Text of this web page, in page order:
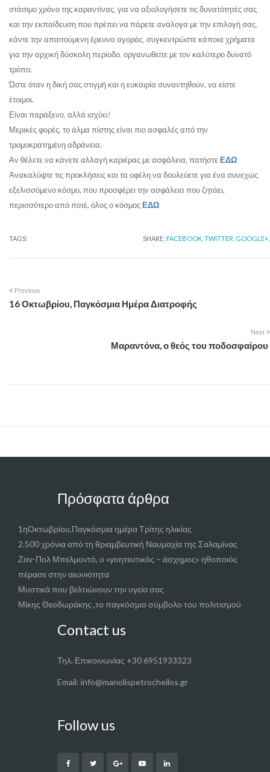
στάσιμο χρόνο της καραντίνας, για να αξιολογήσετε τις δυνατότητές σας
και την εκπαίδευση που πρέπει να πάρετεανάλογα με την επιλογή σας,
κάντε την απαιτούμενη έρευνα αγοράς, συγκεντρώστε κάποια χρήματα
για την αρχική δύσκολη περίοδο, οργανωθείτε με τον καλύτερο δυνατό
τρόπο.
Ώστε όταν η δική σας στιγμή και η ευκαιρία συναντηθούν, να είστε
έτοιμοι.
Είναι παράξενο, αλλά ισχύει!
Μερικές φορές, το άλμα πίστης είναι πιο ασφαλές από την
τρομοκρατημένη αδράνεια.
Αν θέλετε να κάνετε αλλαγή καριέρας με ασφάλεια, πατήστεΕΔΩ
Ανακαλύψτε τις προκλήσεις και τα οφέλη να δουλεύετε για ένα συνεχώς
εξελισσόμενο κόσμο, που προσφέρει την ασφάλεια που ζητάει,
περισσότερο από ποτέ, όλος ο κόσμοςΕΔΩ
TAGS: SHARE: FACEBOOK, TWITTER, GOOGLE+,
Previous
16 Οκτωβρίου, Παγκόσμια Ημέρα Διατροφής
Next
Μαραντόνα, ο θεός του ποδοσφαίρου
Πρόσφατα άρθρα
1ηΟκτωβρίου,Παγκόσμια ημέρα Τρίτης ηλικίας
2.500 χρόνια από τη θριαμβευτική Ναυμαχία της Σαλαμίνας
Ζαν-Πολ Μπελμοντό, ο «γοητευτικός – άσχημος» ηθοποιός
πέρασε στην αιωνιότητα
Μυστικά που βελτιώνουν την υγεία σας
Μίκης Θεοδωράκης ,το παγκόσμιο σύμβολο του πολιτισμού
Contact us
Τηλ. Επικοινωνίας +30 6951933323
Email: info@manolispetrocheilos.gr
Follow us